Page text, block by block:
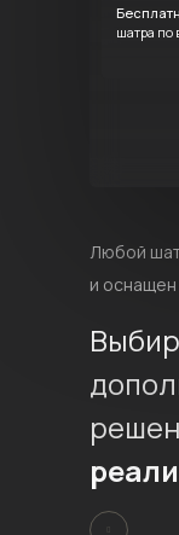
шатра по
Любой
и оснащен